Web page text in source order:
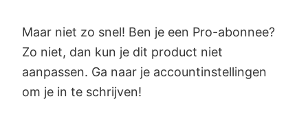
Maar niet zo snel! Ben je een Pro-abonnee?
Zo niet, dan kun je dit product niet
aanpassen. Ga naar je accountinstellingen
om je in te schrijven!